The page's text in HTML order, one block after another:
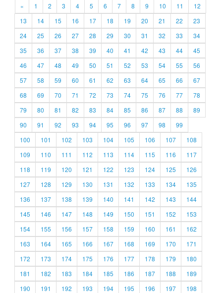
« 1 2 3 4 5 6 7 8 9 10 11
12
13
14 15 16 17 18 19 20 21 22
23
24
25 26 27 28 29 30 31 32 33
34
35
36 37 38 39 40 41 42 43 44
45
46
47 48 49 50 51 52 53 54 55
56
57
58 59 60 61 62 63 64 65 66
67
68
69 70 71 72 73 74 75 76 77
78
79
80 81 82 83 84 85 86 87 88
89
90
91 92 93 94 95 96 97 98
99
100
101 102 103 104 105 106 107
108
109
110 111 112 113 114 115 116
117
118
119 120 121 122 123 124 125
126
127
128 129 130 131 132 133 134
135
136
137 138 139 140 141 142 143
144
145
146 147 148 149 150 151 152
153
154
155 156 157 158 159 160 161
162
163
164 165 166 167 168 169 170
171
172
173 174 175 176 177 178 179
180
181
182 183 184 185 186 187 188
189
190
191 192 193 194 195 196 197
198